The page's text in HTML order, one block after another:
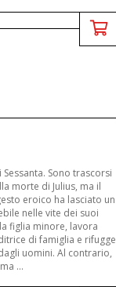
Sessanta. Sono trascorsi
morte di Julius, ma il
eroico ha lasciato un
nelle vite dei suoi
figlia minore, lavora
di famiglia e rifugge
uomini. Al contrario,
...